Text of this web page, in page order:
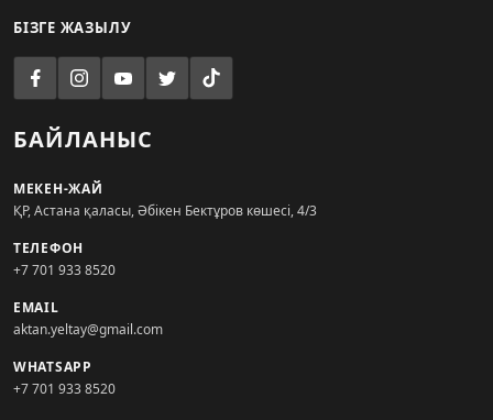
БІЗГЕ ЖАЗЫЛУ
БАЙЛАНЫС
МЕКЕН-ЖАЙ
ҚР, Астана қаласы, Әбікен Бектұров көшесі, 4/3
ТЕЛЕФОН
+7 701 933 8520
EMAIL
aktan.yeltay@gmail.com
WHATSAPP
+7 701 933 8520